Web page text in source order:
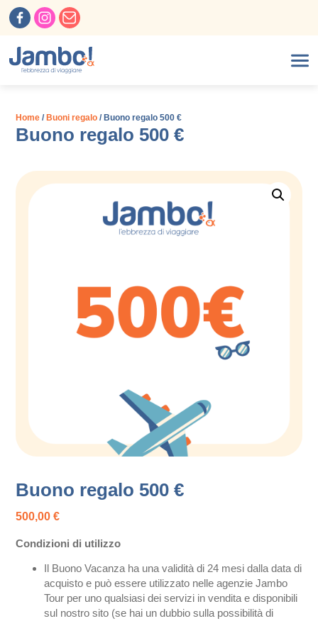
Home /Buoni regalo / Buono regalo 500 €
Buono regalo 500 €
Buono regalo 500 €
500,00€
Condizioni di utilizzo
Il Buono Vacanza ha una validità di 24 mesi dalla data di
acquisto e può essere utilizzato nelle agenzie Jambo
Tour per uno qualsiasi dei servizi in vendita e disponibili
sul nostro sito (se hai un dubbio sulla possibilità di